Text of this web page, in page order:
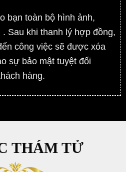
bạn toàn bộ hình ảnh,
Sau khi thanh lý hợp đồng,
công việc sẽ được xóa
sự bảo mật tuyệt đối
hàng.
THÁM TỬ